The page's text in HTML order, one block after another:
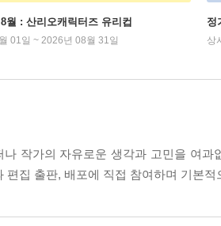
월 : 산리오캐릭터즈 유리컵
01일 ~ 2026년 08월 31일
정
상
나 작가의 자유로운 생각과 고민을 여
편집 출판, 배포에 직접 참여하며 기본